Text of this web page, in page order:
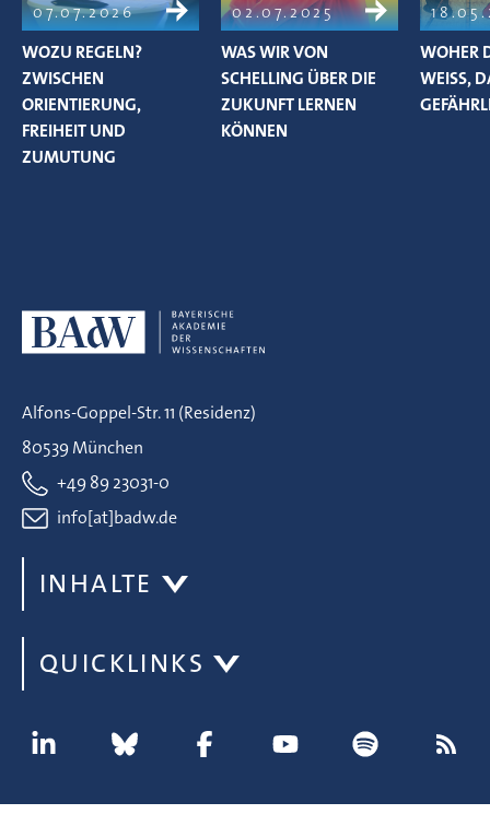
07.07.2026
WOZU REGELN?
ZWISCHEN
ORIENTIERUNG,
FREIHEIT UND
ZUMUTUNG
02.07.2025
WAS WIR VON
SCHELLING ÜBER DIE
ZUKUNFT LERNEN
KÖNNEN
WOHER
WEISS,
Alfons-Goppel-Str. 11 (Residenz)
80539 München
+49 89 23031-0
info[at]badw.de
INHALTE
QUICKLINKS